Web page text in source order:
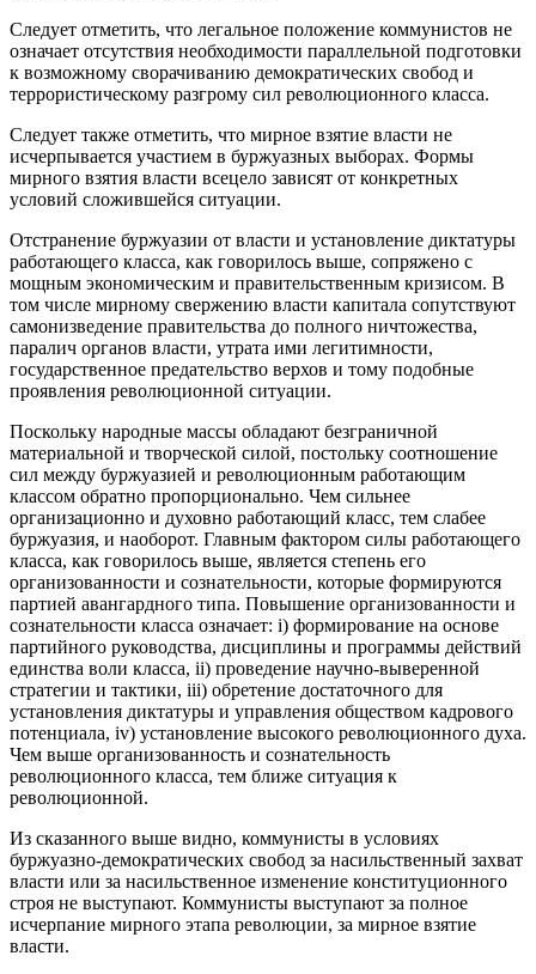
Следует отметить, что легальное положение коммунистов не
означает отсутствия необходимости параллельной подготовки
к возможному сворачиванию демократических свобод и
террористическому разгрому сил революционного класса.
Следует также отметить, что мирное взятие власти не
исчерпывается участием в буржуазных выборах. Формы
мирного взятия власти всецело зависят от конкретных
условий сложившейся ситуации.
Отстранение буржуазии от власти и установление диктатуры
работающего класса, как говорилось выше, сопряжено с
мощным экономическим и правительственным кризисом. В
том числе мирному свержению власти капитала сопутствуют
самонизведение правительства до полного ничтожества,
паралич органов власти, утрата ими легитимности,
государственное предательство верхов и тому подобные
проявления революционной ситуации.
Поскольку народные массы обладают безграничной
материальной и творческой силой, постольку соотношение
сил между буржуазией и революционным работающим
классом обратно пропорционально. Чем сильнее
организационно и духовно работающий класс, тем слабее
буржуазия, и наоборот. Главным фактором силы работающего
класса, как говорилось выше, является степень его
организованности и сознательности, которые формируются
партией авангардного типа. Повышение организованности и
сознательности класса означает: i) формирование на основе
партийного руководства, дисциплины и программы действий
единства воли класса, ii) проведение научно-выверенной
стратегии и тактики, iii) обретение достаточного для
установления диктатуры и управления обществом кадрового
потенциала, iv) установление высокого революционного духа.
Чем выше организованность и сознательность
революционного класса, тем ближе ситуация к
революционной.
Из сказанного выше видно, коммунисты в условиях
буржуазно-демократических свобод за насильственный захват
власти или за насильственное изменение конституционного
строя не выступают. Коммунисты выступают за полное
исчерпание мирного этапа революции, за мирное взятие
власти.